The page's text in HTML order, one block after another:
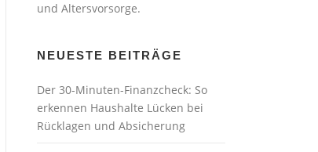
und Altersvorsorge.
NEUESTE BEITRÄGE
Der 30-Minuten-Finanzcheck: So
erkennen Haushalte Lücken bei
Rücklagen und Absicherung